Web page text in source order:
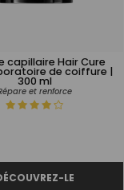
capillaire Hair Cure
de coiffure |
300 ml
et renforce